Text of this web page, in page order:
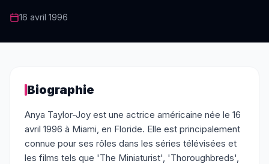
16 avril 1996
Biographie
Anya Taylor-Joy est une actrice américaine née le 16
avril 1996 à Miami, en Floride. Elle est principalement
connue pour ses rôles dans les séries télévisées et
les films tels que 'The Miniaturist', 'Thoroughbreds',